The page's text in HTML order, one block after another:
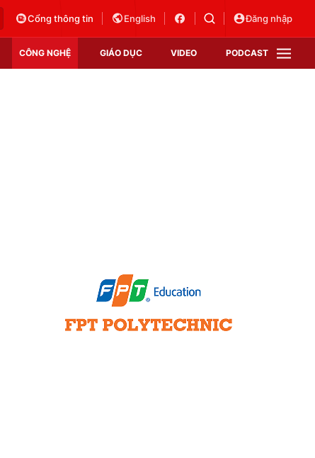
Cổng thông tin English Đăng nhập
CÔNG NGHỆ GIÁO DỤC VIDEO PODCAST
Giao lưu trực tuyến